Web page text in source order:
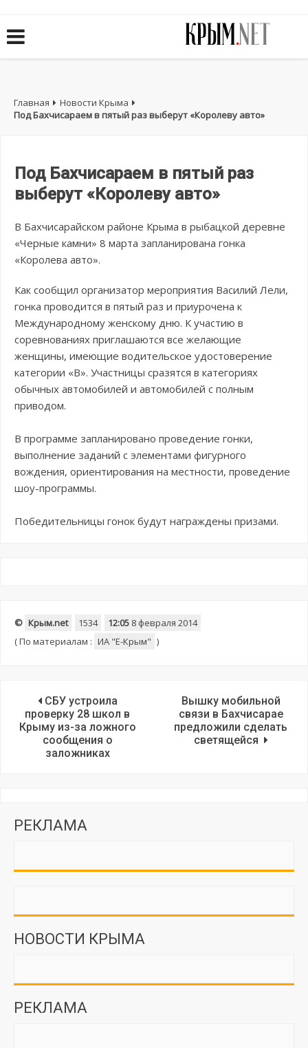
Главная
Новости Крыма
Под Бахчисараем в пятый раз выберут «Королеву авто»
Под Бахчисараем в пятый раз
выберут «Королеву авто»
В Бахчисарайском районе Крыма в рыбацкой деревне
«Черные камни» 8 марта запланирована гонка
«Королева авто».
Как сообщил организатор мероприятия Василий Лели,
гонка проводится в пятый раз и приурочена к
Международному женскому дню. К участию в
соревнованиях приглашаются все желающие
женщины, имеющие водительское удостоверение
категории «В». Участницы сразятся в категориях
обычных автомобилей и автомобилей с полным
приводом.
В программе запланировано проведение гонки,
выполнение заданий с элементами фигурного
вождения, ориентирования на местности, проведение
шоу-программы.
Победительницы гонок будут награждены призами.
© Крым.net 1534 12:05 8 февраля 2014
(По материалам : ИА "E-Крым" )
СБУ устроила
проверку 28 школ в
Крыму из-за ложного
сообщения о
заложниках
Вышку мобильной
связи в Бахчисарае
предложили сделать
светящейся
РЕКЛАМА
НОВОСТИ КРЫМА
РЕКЛАМА